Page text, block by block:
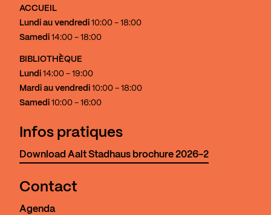
ACCUEIL
Lundi au vendredi 10:00 - 18:00
Samedi 14:00 - 18:00
BIBLIOTHÈQUE
Lundi 14:00 - 19:00
Mardi au vendredi 10:00 - 18:00
Samedi 10:00 - 16:00
Infos pratiques
Download Aalt Stadhaus brochure 2026-2
Contact
Agenda